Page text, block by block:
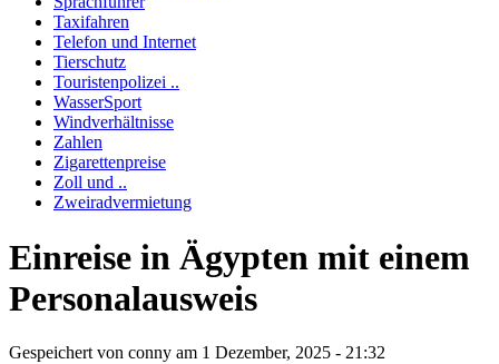
Taxifahren
Telefon und Internet
Tierschutz
Touristenpolizei ..
WasserSport
Windverhältnisse
Zahlen
Zigarettenpreise
Zoll und ..
Zweiradvermietung
Einreise in Ägypten mit einem
Personalausweis
Gespeichert von conny am 1 Dezember, 2025 - 21:32